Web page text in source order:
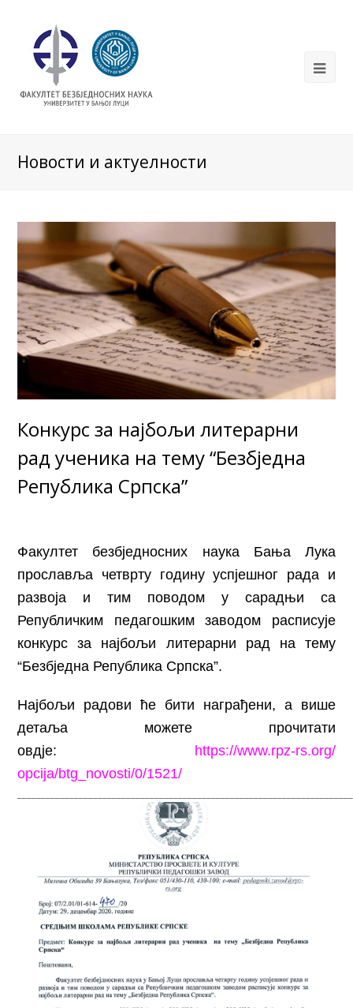
Новости и актуелности
Конкурс за најбољи литерарни
рад ученика на тему “Безбједна
Република Српска”
Факултет безбједносних наука Бања Лука
прославља четврту годину успјешног рада и
развоја и тим поводом у сарадњи са
Републичким педагошким заводом расписује
конкурс за најбољи литерарни рад на тему
“Безбједна Република Српска”.
Најбољи радови ће бити награђени, а више
детаља можете прочитати
овдје:
https://www.rpz-rs.org/
opcija/btg_novosti/0/1521/